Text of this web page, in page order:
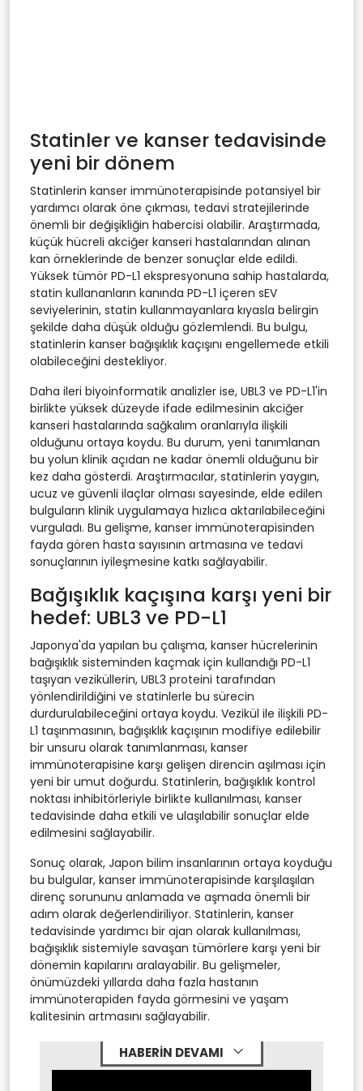
Statinler ve kanser tedavisinde
yeni bir dönem
Statinlerin kanser immünoterapisinde potansiyel bir
yardımcı olarak öne çıkması, tedavi stratejilerinde
önemli bir değişikliğin habercisi olabilir. Araştırmada,
küçük hücreli akciğer kanseri hastalarından alınan
kan örneklerinde de benzer sonuçlar elde edildi.
Yüksek tümör PD-L1 ekspresyonuna sahip hastalarda,
statin kullananların kanında PD-L1 içeren sEV
seviyelerinin, statin kullanmayanlara kıyasla belirgin
şekilde daha düşük olduğu gözlemlendi. Bu bulgu,
statinlerin kanser bağışıklık kaçışını engellemede etkili
olabileceğini destekliyor.
Daha ileri biyoinformatik analizler ise, UBL3 ve PD-L1'in
birlikte yüksek düzeyde ifade edilmesinin akciğer
kanseri hastalarında sağkalım oranlarıyla ilişkili
olduğunu ortaya koydu. Bu durum, yeni tanımlanan
bu yolun klinik açıdan ne kadar önemli olduğunu bir
kez daha gösterdi. Araştırmacılar, statinlerin yaygın,
ucuz ve güvenli ilaçlar olması sayesinde, elde edilen
bulguların klinik uygulamaya hızlıca aktarılabileceğini
vurguladı. Bu gelişme, kanser immünoterapisinden
fayda gören hasta sayısının artmasına ve tedavi
sonuçlarının iyileşmesine katkı sağlayabilir.
Bağışıklık kaçışına karşı yeni bir
hedef: UBL3 ve PD-L1
Japonya'da yapılan bu çalışma, kanser hücrelerinin
bağışıklık sisteminden kaçmak için kullandığı PD-L1
taşıyan veziküllerin, UBL3 proteini tarafından
yönlendirildiğini ve statinlerle bu sürecin
durdurulabileceğini ortaya koydu. Vezikül ile ilişkili PD-
L1 taşınmasının, bağışıklık kaçışının modifiye edilebilir
bir unsuru olarak tanımlanması, kanser
immünoterapisine karşı gelişen direncin aşılması için
yeni bir umut doğurdu. Statinlerin, bağışıklık kontrol
noktası inhibitörleriyle birlikte kullanılması, kanser
tedavisinde daha etkili ve ulaşılabilir sonuçlar elde
edilmesini sağlayabilir.
Sonuç olarak, Japon bilim insanlarının ortaya koyduğu
bu bulgular, kanser immünoterapisinde karşılaşılan
direnç sorununu anlamada ve aşmada önemli bir
adım olarak değerlendiriliyor. Statinlerin, kanser
tedavisinde yardımcı bir ajan olarak kullanılması,
bağışıklık sistemiyle savaşan tümörlere karşı yeni bir
dönemin kapılarını aralayabilir. Bu gelişmeler,
önümüzdeki yıllarda daha fazla hastanın
immünoterapiden fayda görmesini ve yaşam
kalitesinin artmasını sağlayabilir.
HABERİN DEVAMI